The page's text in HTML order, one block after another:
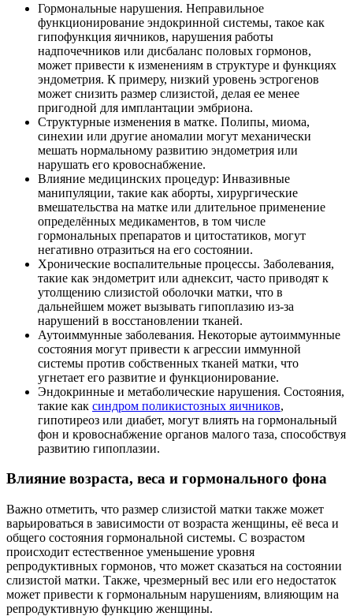
Гормональные нарушения. Неправильное
функционирование эндокринной системы, такое как
гипофункция яичников, нарушения работы
надпочечников или дисбаланс половых гормонов,
может привести к изменениям в структуре и функциях
эндометрия. К примеру, низкий уровень эстрогенов
может снизить размер слизистой, делая ее менее
пригодной для имплантации эмбриона.
Структурные изменения в матке. Полипы, миома,
синехии или другие аномалии могут механически
мешать нормальному развитию эндометрия или
нарушать его кровоснабжение.
Влияние медицинских процедур: Инвазивные
манипуляции, такие как аборты, хирургические
вмешательства на матке или длительное применение
определённых медикаментов, в том числе
гормональных препаратов и цитостатиков, могут
негативно отразиться на его состоянии.
Хронические воспалительные процессы. Заболевания,
такие как эндометрит или аднексит, часто приводят к
утолщению слизистой оболочки матки, что в
дальнейшем может вызывать гипоплазию из-за
нарушений в восстановлении тканей.
Аутоиммунные заболевания. Некоторые аутоиммунные
состояния могут привести к агрессии иммунной
системы против собственных тканей матки, что
угнетает его развитие и функционирование.
Эндокринные и метаболические нарушения. Состояния,
такие как синдром поликистозных яичников,
гипотиреоз или диабет, могут влиять на гормональный
фон и кровоснабжение органов малого таза, способствуя
развитию гипоплазии.
Влияние возраста, веса и гормонального фона
Важно отметить, что размер слизистой матки также может
варьироваться в зависимости от возраста женщины, её веса и
общего состояния гормональной системы. С возрастом
происходит естественное уменьшение уровня
репродуктивных гормонов, что может сказаться на состоянии
слизистой матки. Также, чрезмерный вес или его недостаток
может привести к гормональным нарушениям, влияющим на
репродуктивную функцию женщины.